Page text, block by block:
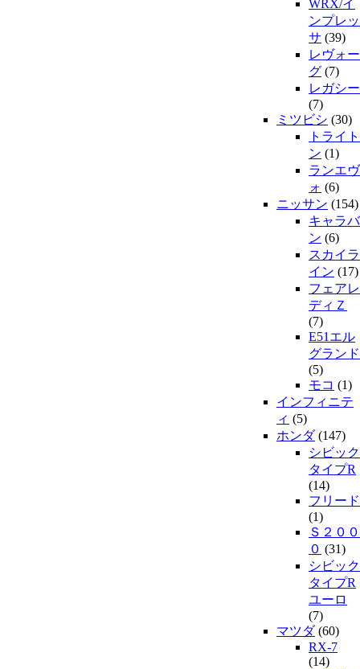
WRX/イ
ンプレッ
サ (39)
レヴォー
グ (7)
レガシー
(7)
ミツビシ (30)
トライト
ン (1)
ランエヴ
ォ (6)
ニッサン (154)
キャラバ
ン (6)
スカイラ
イン (17)
フェアレ
ディＺ
(7)
E51エル
グランド
(5)
モコ (1)
インフィニテ
ィ (5)
ホンダ(147)
シビック
タイプR
(14)
フリード
(1)
Ｓ２００
０ (31)
シビック
タイプR
ユーロ
(7)
マツダ(60)
RX-7
(14)